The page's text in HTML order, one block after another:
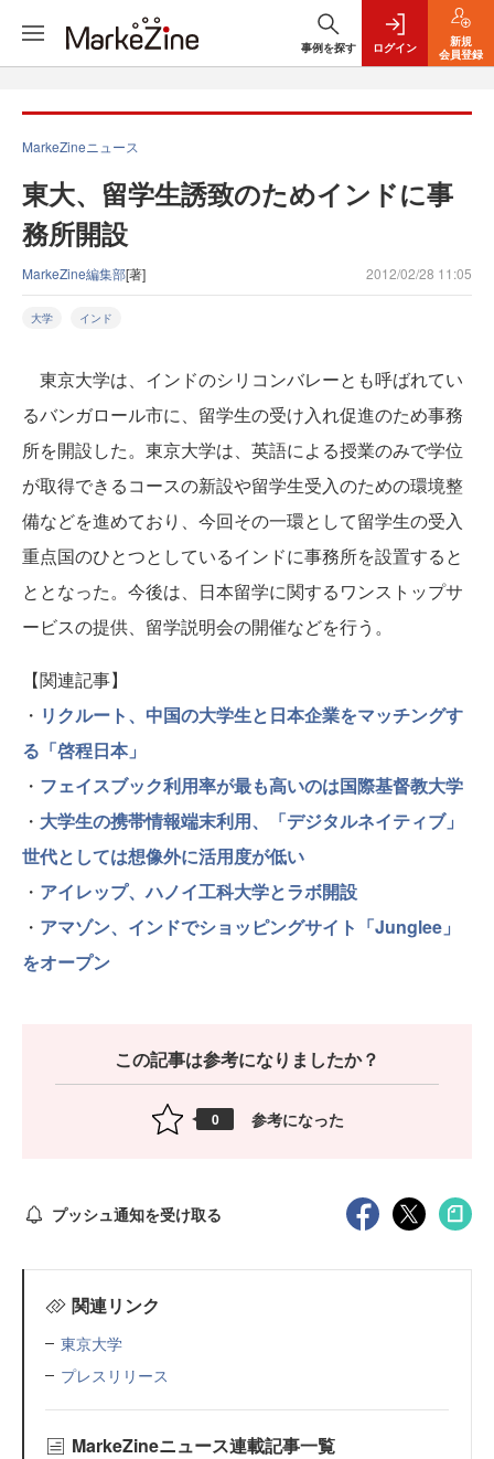
事例を探す ログイン
新規
会員登録
MarkeZineニュース
東大、留学生誘致のためインドに事
務所開設
MarkeZine編集部[著] 2012/02/28 11:05
大学 インド
東京大学は、インドのシリコンバレーとも呼ばれてい
るバンガロール市に、留学生の受け入れ促進のため事務
所を開設した。東京大学は、英語による授業のみで学位
が取得できるコースの新設や留学生受入のための環境整
備などを進めており、今回その一環として留学生の受入
重点国のひとつとしているインドに事務所を設置すると
ととなった。今後は、日本留学に関するワンストップサ
ービスの提供、留学説明会の開催などを行う。
【関連記事】
・ リクルート、中国の大学生と日本企業をマッチングす
る「啓程日本」
・ フェイスブック利用率が最も高いのは国際基督教大学
・ 大学生の携帯情報端末利用、「デジタルネイティブ」
世代としては想像外に活用度が低い
・ アイレップ、ハノイ工科大学とラボ開設
・ アマゾン、インドでショッピングサイト「Junglee」
をオープン
この記事は参考になりましたか？
0 参考になった
プッシュ通知を受け取る
関連リンク
東京大学
プレスリリース
MarkeZineニュース連載記事一覧